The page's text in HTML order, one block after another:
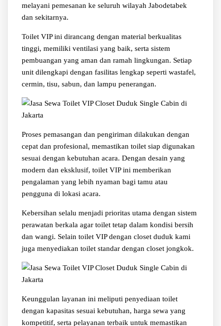
melayani pemesanan ke seluruh wilayah Jabodetabek
dan sekitarnya.
Toilet VIP ini dirancang dengan material berkualitas
tinggi, memiliki ventilasi yang baik, serta sistem
pembuangan yang aman dan ramah lingkungan. Setiap
unit dilengkapi dengan fasilitas lengkap seperti wastafel,
cermin, tisu, sabun, dan lampu penerangan.
Proses pemasangan dan pengiriman dilakukan dengan
cepat dan profesional, memastikan toilet siap digunakan
sesuai dengan kebutuhan acara. Dengan desain yang
modern dan eksklusif, toilet VIP ini memberikan
pengalaman yang lebih nyaman bagi tamu atau
pengguna di lokasi acara.
Kebersihan selalu menjadi prioritas utama dengan sistem
perawatan berkala agar toilet tetap dalam kondisi bersih
dan wangi. Selain toilet VIP dengan closet duduk kami
juga menyediakan toilet standar dengan closet jongkok.
Keunggulan layanan ini meliputi penyediaan toilet
dengan kapasitas sesuai kebutuhan, harga sewa yang
kompetitif, serta pelayanan terbaik untuk memastikan